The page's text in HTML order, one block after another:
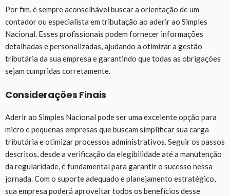
Por fim, é sempre aconselhável buscar a orientação de um
contador ou especialista em tributação ao aderir ao Simples
Nacional. Esses profissionais podem fornecer informações
detalhadas e personalizadas, ajudando a otimizar a gestão
tributária da sua empresa e garantindo que todas as obrigações
sejam cumpridas corretamente.
Considerações Finais
Aderir ao Simples Nacional pode ser uma excelente opção para
micro e pequenas empresas que buscam simplificar sua carga
tributária e otimizar processos administrativos. Seguir os passos
descritos, desde a verificação da elegibilidade até a manutenção
da regularidade, é fundamental para garantir o sucesso nessa
jornada. Com o suporte adequado e planejamento estratégico,
sua empresa poderá aproveitar todos os benefícios desse